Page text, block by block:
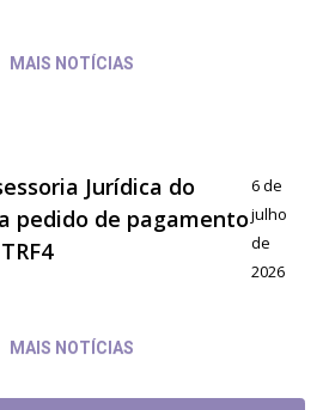
MAIS NOTÍCIAS
Jurídica do
pedido de pagamento
6 de
julho
de
2026
MAIS NOTÍCIAS